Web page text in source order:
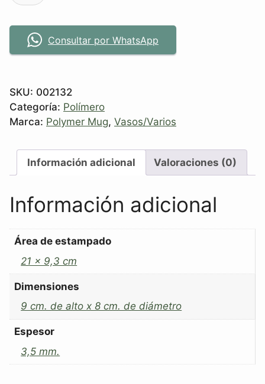
Consultar por WhatsApp
SKU: 002132
Categoría: Polímero
Marca: Polymer Mug, Vasos/Varios
Información adicional Valoraciones (0)
Información adicional
Área de estampado
21 x 9,3 cm
Dimensiones
9 cm. de alto x 8 cm. de diámetro
Espesor
3,5 mm.